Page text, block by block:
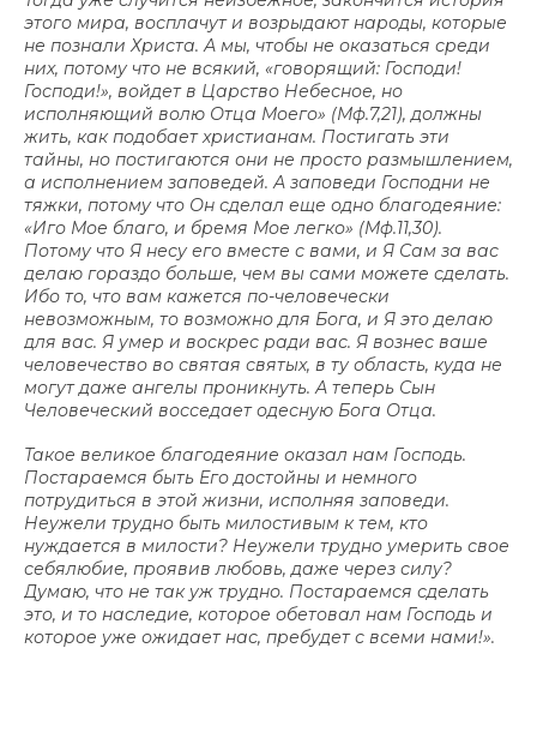
этого мира, восплачут и возрыдают народы, которые
не познали Христа. А мы, чтобы не оказаться среди
них, потому что не всякий, «говорящий: Господи!
Господи!», войдет в Царство Небесное, но
исполняющий волю Отца Моего» (Мф.7,21), должны
жить, как подобает христианам. Постигать эти
тайны, но постигаются они не просто размышлением,
а исполнением заповедей. А заповеди Господни не
тяжки, потому что Он сделал еще одно благодеяние:
«Иго Мое благо, и бремя Мое легко» (Мф.11,30).
Потому что Я несу его вместе с вами, и Я Сам за вас
делаю гораздо больше, чем вы сами можете сделать.
Ибо то, что вам кажется по-человечески
невозможным, то возможно для Бога, и Я это делаю
для вас. Я умер и воскрес ради вас. Я вознес ваше
человечество во святая святых, в ту область, куда не
могут даже ангелы проникнуть. А теперь Сын
Человеческий восседает одесную Бога Отца.
Такое великое благодеяние оказал нам Господь.
Постараемся быть Его достойны и немного
потрудиться в этой жизни, исполняя заповеди.
Неужели трудно быть милостивым к тем, кто
нуждается в милости? Неужели трудно умерить свое
себялюбие, проявив любовь, даже через силу?
Думаю, что не так уж трудно. Постараемся сделать
это, и то наследие, которое обетовал нам Господь и
которое уже ожидает нас, пребудет с всеми нами!».